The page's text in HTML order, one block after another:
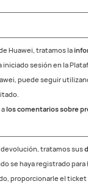
Huawei, tratamos la
sesión en la
puede seguir
los comentarios sobre
tratamos sus
se haya registrado
proporcionarle el